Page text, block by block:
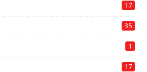
17
35
1
17